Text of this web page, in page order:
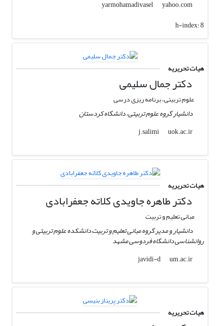
yarmohamadivasel
yahoo.com
h-index:8
هیات تحریریه
دکتر جمال سلیمی
علوم تربیتی، برنامه ریزی درسی
دانشیار گروه علوم تربیتی، دانشگاه کردستان
j.salimi
uok.ac.ir
هیات تحریریه
دکتر طاهره جاویدی کلاته جعفرابادی
مبانی تعلیم و تربیت
دانشیار و مدیر گروه مبانی تعلیم و تربیت دانشکده علوم تربیتی و
روانشناسی دانشگاه فردوسی مشهد
javidi-d
um.ac.ir
هیات تحریریه